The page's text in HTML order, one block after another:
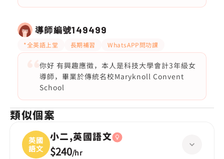
導師編號149499
*全英語上堂 長期補習 WhatsAPP問功課
你好 有興趣應徵，本人是科技大學會計3年級女
導師，畢業於傳統名校Maryknoll Convent
School
類似個案
英國
語文
小二,英國語文
$240/hr